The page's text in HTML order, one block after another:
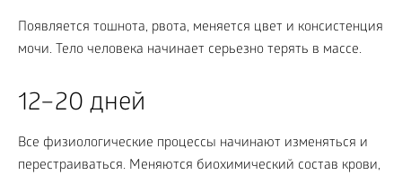
Появляется тошнота, рвота, меняется цвет и консистенция
мочи. Тело человека начинает серьезно терять в массе.
12–20 дней
Все физиологические процессы начинают изменяться и
перестраиваться. Меняются биохимический состав крови,